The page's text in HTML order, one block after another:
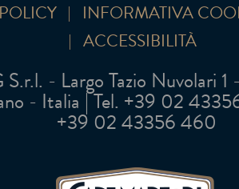
INFORMATIVA
ACCESSIBILITÀ
S.r.l. - Largo Tazio Nuvolari
- Italia | Tel. +39 02 43356
+39 02 43356 460